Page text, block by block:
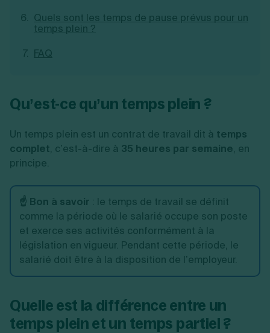
Quels sont les temps de pause prévus pour un
temps plein ?
FAQ
Qu’est-ce qu’un temps plein ?
Un temps plein est un contrat de travail dit à temps
complet, c’est-à-dire à 35 heures par semaine, en
principe.
☝️ Bon à savoir : le temps de travail se définit
comme la période où le salarié occupe son poste
et exerce ses activités conformément à la
législation en vigueur. Pendant cette période, le
salarié doit être à la disposition de l’employeur.
Quelle est la différence entre un
temps plein et un temps partiel ?